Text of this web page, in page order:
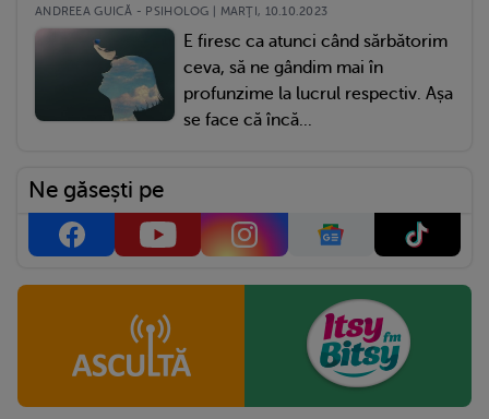
ANDREEA GUICĂ - PSIHOLOG | MARŢI, 10.10.2023
E firesc ca atunci când sărbătorim
ceva, să ne gândim mai în
profunzime la lucrul respectiv. Așa
se face că încă...
Ne găsești pe